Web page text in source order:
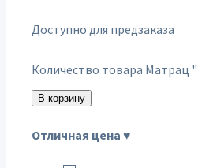
Доступно для предзаказа
Количество товара Матрац
В корзину
Отличная цена ♥